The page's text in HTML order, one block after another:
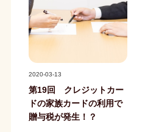
2020-03-13
第19回 クレジットカー
ドの家族カードの利用で
贈与税が発生！？